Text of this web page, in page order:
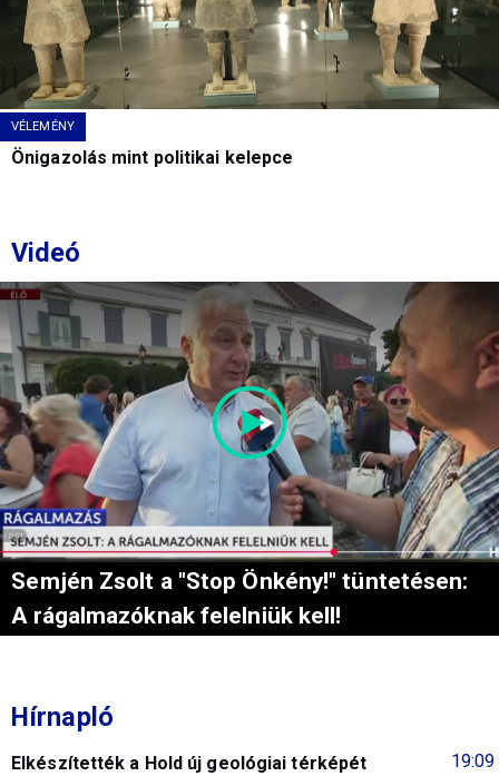
VÉLEMÉNY
Önigazolás mint politikai kelepce
Videó
Semjén Zsolt a "Stop Önkény!" tüntetésen:
A rágalmazóknak felelniük kell!
Hírnapló
19:09
Elkészítették a Hold új geológiai térképét